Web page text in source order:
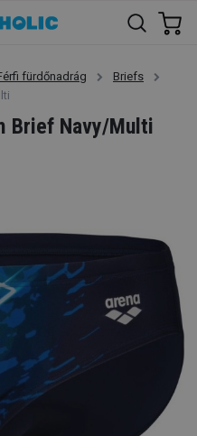
fürdőnadrág
Briefs
Brief Navy/Multi